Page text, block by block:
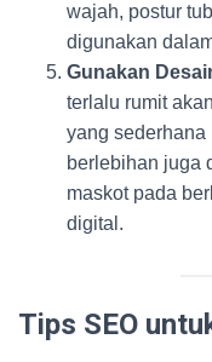
wajah, postur
digunakan
Gunakan
terlalu rumit
yang sederhana
berlebihan juga
maskot pada
digital.
Tips SEO